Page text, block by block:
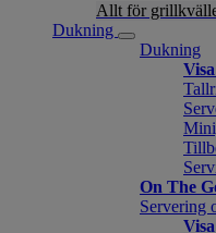
Allt för
Dukning
Dukning
On The
Servering